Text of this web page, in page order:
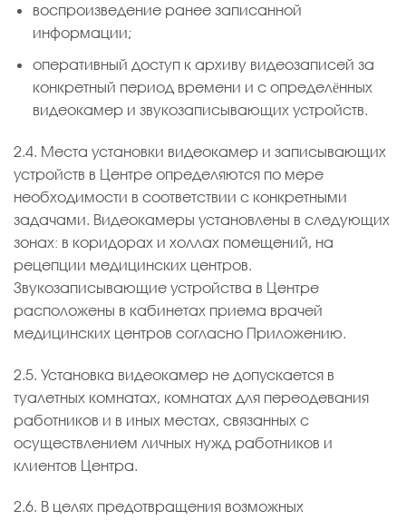
воспроизведение ранее записанной
информации;
оперативный доступ к архиву видеозаписей за
конкретный период времени и с определённых
видеокамер и звукозаписывающих устройств.
2.4. Места установки видеокамер и записывающих
устройств в Центре определяются по мере
необходимости в соответствии с конкретными
задачами. Видеокамеры установлены в следующих
зонах: в коридорах и холлах помещений, на
рецепции медицинских центров.
Звукозаписывающие устройства в Центре
расположены в кабинетах приема врачей
медицинских центров согласно Приложению.
2.5. Установка видеокамер не допускается в
туалетных комнатах, комнатах для переодевания
работников и в иных местах, связанных с
осуществлением личных нужд работников и
клиентов Центра.
2.6. В целях предотвращения возможных